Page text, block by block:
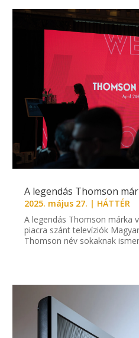
A legendás Thomson
2025. május 27. | HÁTTÉR
A legendás Thomson márka
piacra szánt televíziók
Thomson név sokaknak